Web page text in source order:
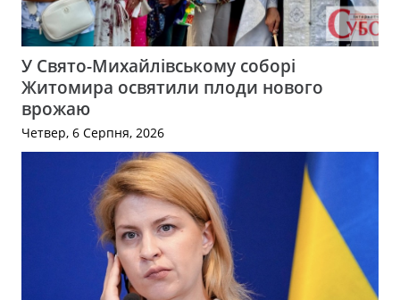
У Свято-Михайлівському соборі
Житомира освятили плоди нового
врожаю
Четвер, 6 Серпня, 2026